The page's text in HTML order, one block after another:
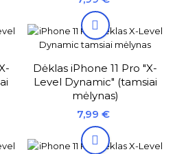

Dėklas iPhone 11 Pro "X-
Level Dynamic" (tamsiai
mėlynas)
Kaina
7,99 €
